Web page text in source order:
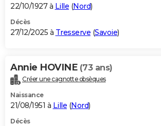
22/10/1927 à Lille (Nord)
Décès
27/12/2025 à Tresserve (Savoie)
Annie HOVINE (73 ans)
Créer une cagnotte obsèques
Naissance
21/08/1951 à Lille (Nord)
Décès